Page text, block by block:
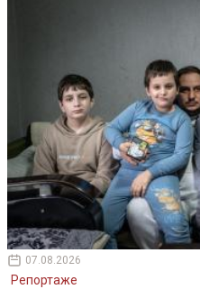
07.08.2026
Репортаже